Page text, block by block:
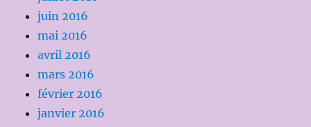
juin 2016
mai 2016
avril 2016
mars 2016
février 2016
janvier 2016